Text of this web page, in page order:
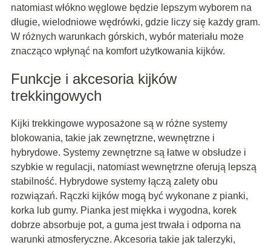
natomiast włókno węglowe będzie lepszym wyborem na
długie, wielodniowe wędrówki, gdzie liczy się każdy gram.
W różnych warunkach górskich, wybór materiału może
znacząco wpłynąć na komfort użytkowania kijków.
Funkcje i akcesoria kijków
trekkingowych
Kijki trekkingowe wyposażone są w różne systemy
blokowania, takie jak zewnętrzne, wewnętrzne i
hybrydowe. Systemy zewnętrzne są łatwe w obsłudze i
szybkie w regulacji, natomiast wewnętrzne oferują lepszą
stabilność. Hybrydowe systemy łączą zalety obu
rozwiązań. Rączki kijków mogą być wykonane z pianki,
korka lub gumy. Pianka jest miękka i wygodna, korek
dobrze absorbuje pot, a guma jest trwała i odporna na
warunki atmosferyczne. Akcesoria takie jak talerzyki,